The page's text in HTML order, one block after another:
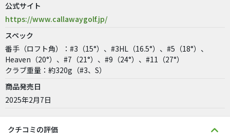
公式サイト
https://www.callawaygolf.jp/
スペック
番手（ロフト角）：#3（15°）、#3HL（16.5°）、#5（18°）、
Heaven（20°）、#7（21°）、#9（24°）、#11（27°）
クラブ重量：約320g（#3、S）
商品発売日
2025年2月7日
クチコミの評価